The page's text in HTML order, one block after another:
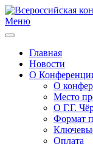
Меню
Главная
Новости
О
О
Место
О Г.Г.
Формат
Оплата